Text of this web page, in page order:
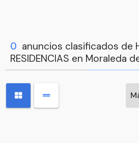
0 anuncios clasificados de
RESIDENCIAS en Moraleda